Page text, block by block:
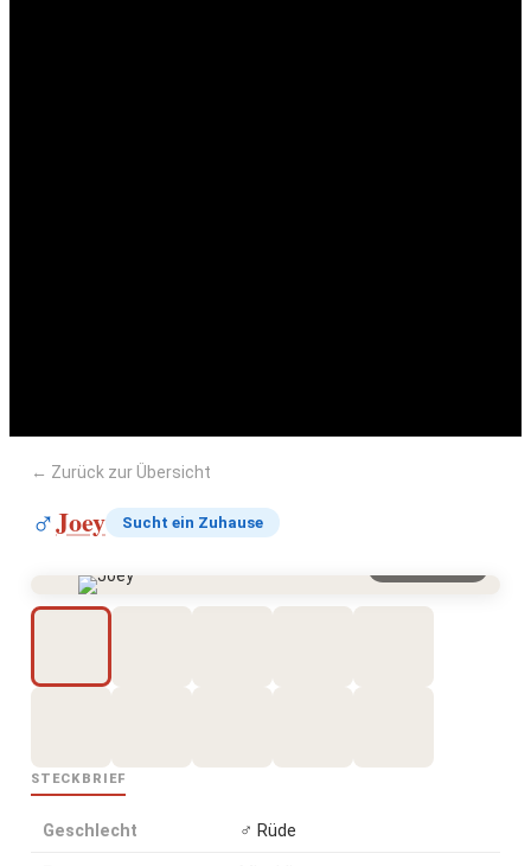
← Zurück zur Übersicht
♂Joey Sucht ein Zuhause
STECKBRIEF
Geschlecht ♂ Rüde